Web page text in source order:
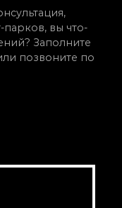
парков, вы что-
Заполните
позвоните по